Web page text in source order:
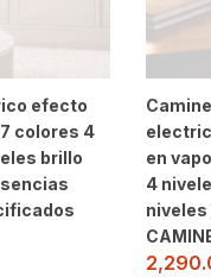
efecto
colores 4
brillo
en
4